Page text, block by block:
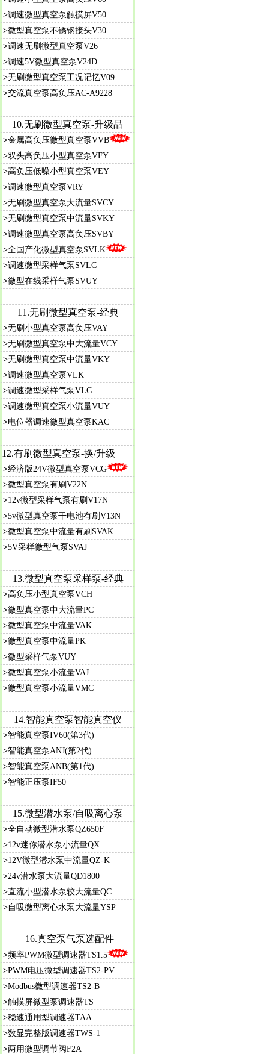
>调速微型真空泵触摸屏V50
>微型真空泵不锈钢接头V30
>调速无刷微型真空泵V26
>调速5V微型真空泵V24D
>无刷微型真空泵工况记忆V09
>交流真空泵高负压AC-A9228
10.无刷微型真空泵-升级品
>金属高负压微型真空泵VVB
>双头高负压小型真空泵VFY
>高负压低噪小型真空泵VEY
>调速微型真空泵VRY
>无刷微型真空泵大流量SVCY
>无刷微型真空泵中流量SVKY
>调速微型真空泵高负压SVBY
>全国产化微型真空泵SVLK
>调速微型采样气泵SVLC
>微型在线采样气泵SVUY
11.无刷微型真空泵-经典
>无刷小型真空泵高负压VAY
>无刷微型真空泵中大流量VCY
>无刷微型真空泵中流量VKY
>调速微型真空泵VLK
>调速微型采样气泵VLC
>调速微型真空泵小流量VUY
>电位器调速微型真空泵KAC
12.有刷微型真空泵-换/升级
>经济版24V微型真空泵VCG
>微型真空泵有刷V22N
>12v微型采样气泵有刷V17N
>5v微型真空泵干电池有刷V13N
>微型真空泵中流量有刷SVAK
>5V采样微型气泵SVAJ
13.微型真空泵采样泵-经典
>高负压小型真空泵VCH
>微型真空泵中大流量PC
>微型真空泵中流量VAK
>微型真空泵中流量PK
>微型采样气泵VUY
>微型真空泵小流量VAJ
>微型真空泵小流量VMC
14.智能真空泵智能真空仪
>智能真空泵IV60(第3代)
>智能真空泵ANJ(第2代)
>智能真空泵ANB(第1代)
>智能正压泵IF50
15.微型潜水泵/自吸离心泵
>全自动微型潜水泵QZ650F
>12v迷你潜水泵小流量QX
>12V微型潜水泵中流量QZ-K
>24v潜水泵大流量QD1800
>直流小型潜水泵较大流量QC
>自吸微型离心水泵大流量YSP
16.真空泵气泵选配件
>频率PWM微型调速器TS1.5
>PWM电压微型调速器TS2-PV
>Modbus微型调速器TS2-B
>触摸屏微型泵调速器TS
>稳速通用型调速器TAA
>数显完整版调速器TWS-1
>两用微型调节阀F2A